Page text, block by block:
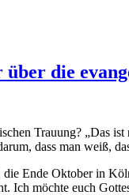
die
Trauung? „Das
dass man weiß,
Ende Oktober in
Ich möchte euch